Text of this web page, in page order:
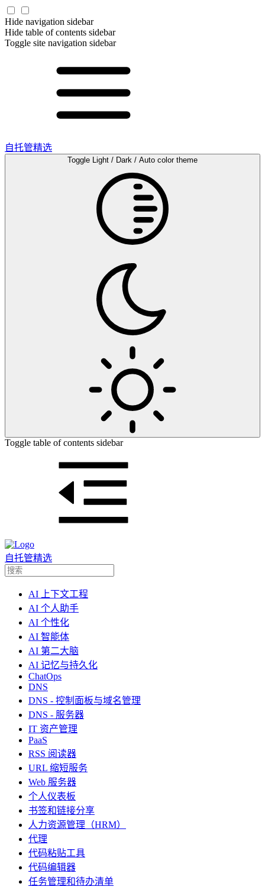
Hide navigation sidebar
Hide table of contents sidebar
Toggle site navigation sidebar
自托管精选
Toggle Light / Dark / Auto color theme
Toggle table of contents sidebar
自托管精选
AI 上下文工程
AI 个人助手
AI 个性化
AI 智能体
AI 第二大脑
AI 记忆与持久化
ChatOps
DNS
DNS - 控制面板与域名管理
DNS - 服务器
IT 资产管理
PaaS
RSS 阅读器
URL 缩短服务
Web 服务器
个人仪表板
书签和链接分享
人力资源管理（HRM）
代理
代码粘贴工具
代码编辑器
任务管理和待办清单